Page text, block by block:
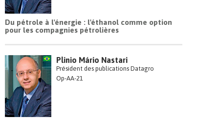
Du pétrole à l'énergie : l'éthanol comme option
pour les compagnies pétrolières
Plinio Mário Nastari
Président des publications Datagro
Op-AA-21